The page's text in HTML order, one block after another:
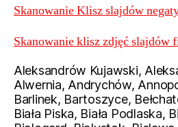
Skanowanie Klisz slajdów
Skanowanie klisz zdjęć slajdów
Aleksandrów Kujawski,
Alwernia, Andrychów,
Barlinek, Bartoszyce,
Biała Piska, Biała Podlaska,